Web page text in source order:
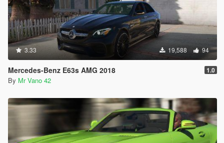
3.33 19,588 94
Mercedes-Benz E63s AMG 2018 1.0
By Mr Vano 42